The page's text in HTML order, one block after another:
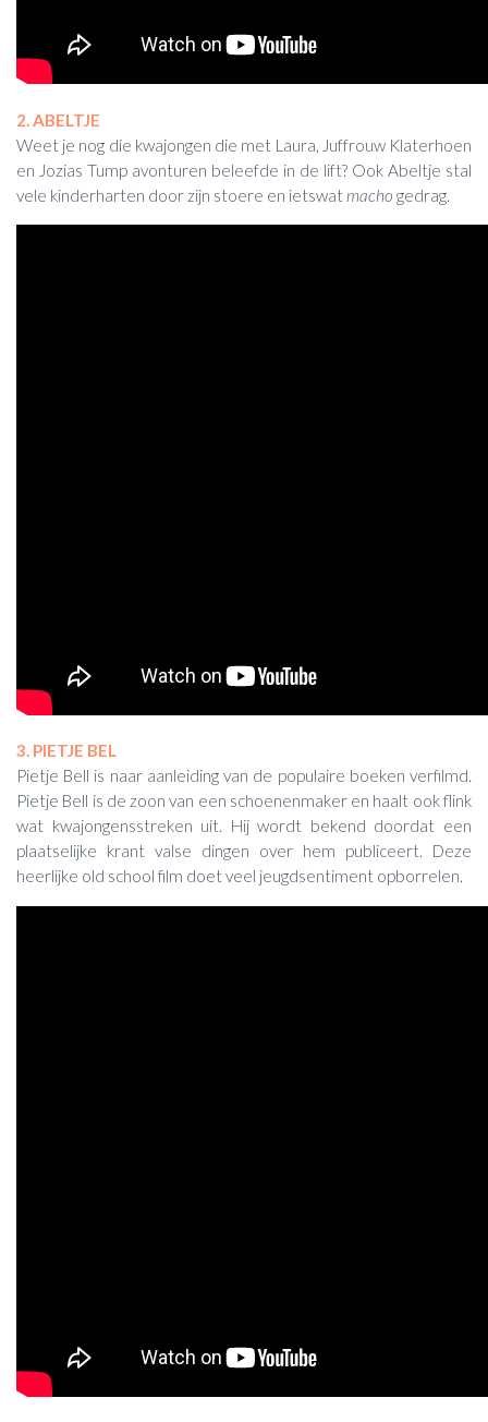
2. ABELTJE
Weet je nog die kwajongen die met Laura, Juffrouw Klaterhoen
en Jozias Tump avonturen beleefde in de lift? Ook Abeltje stal
vele kinderharten door zijn stoere en ietswat macho gedrag.
3. PIETJE BEL
Pietje Bell is naar aanleiding van de populaire boeken verfilmd.
Pietje Bell is de zoon van een schoenenmaker en haalt ook flink
wat kwajongensstreken uit. Hij wordt bekend doordat een
plaatselijke krant valse dingen over hem publiceert. Deze
heerlijke old school film doet veel jeugdsentiment opborrelen.